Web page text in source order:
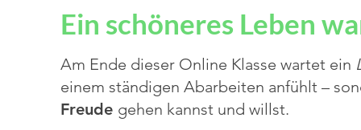
Ein schöneres Leben
Am Ende dieser Online Klasse wartet ein
einem ständigen Abarbeiten anfühlt –
Freude gehen kannst und willst.